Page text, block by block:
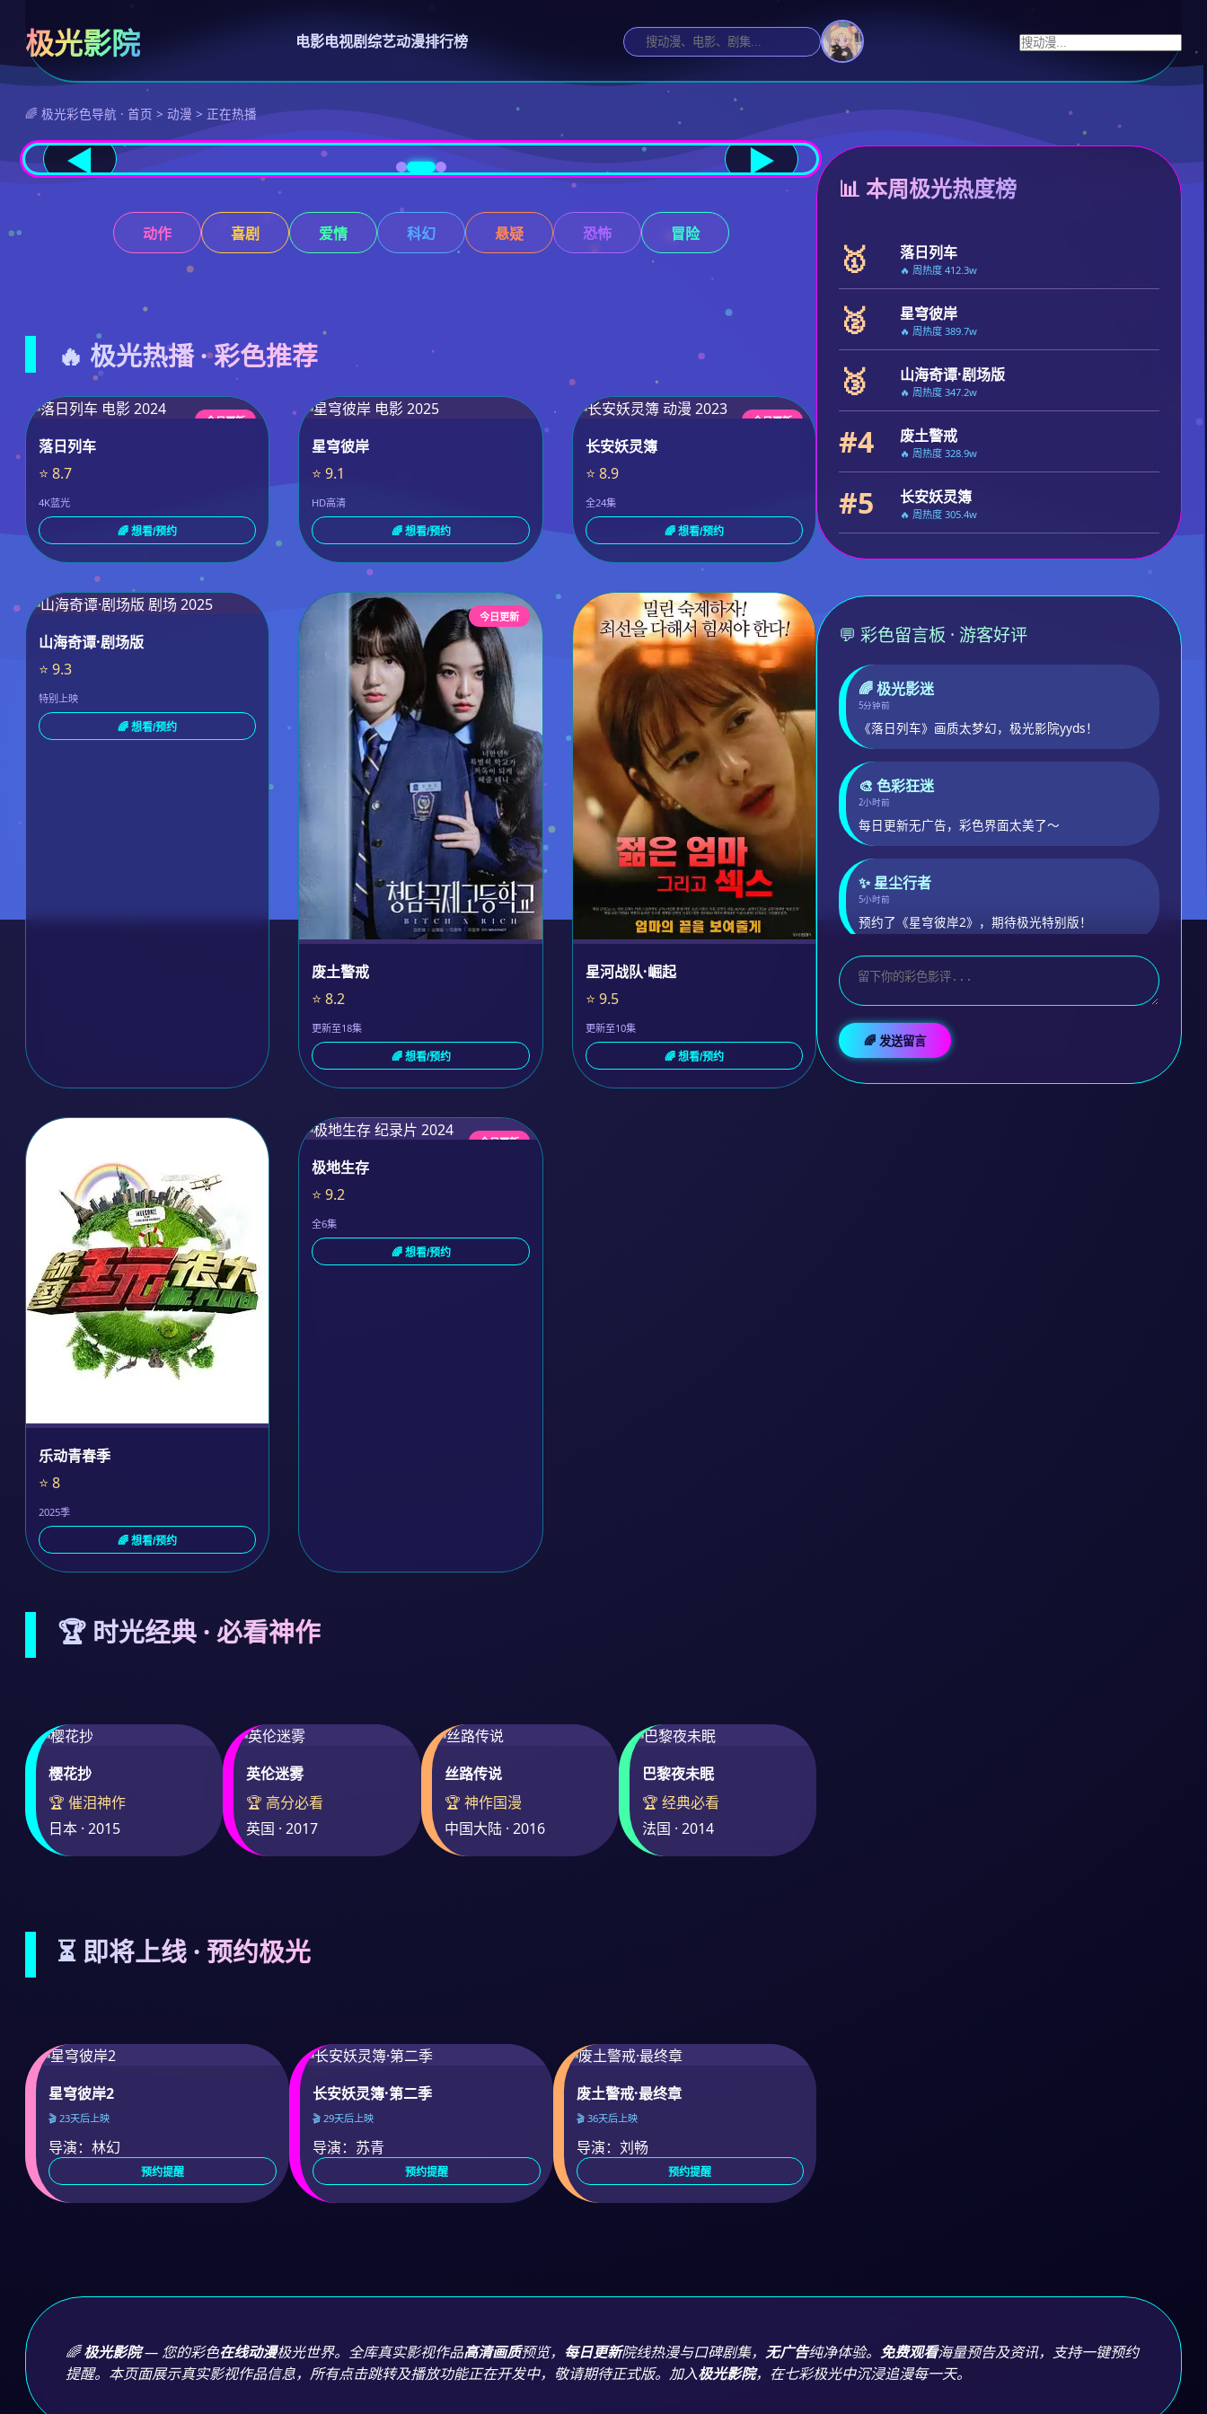
极光影院 电影电视剧综艺动漫排行榜
🌈 极光彩色导航 · 首页 > 动漫 > 正在热播
◀ ▶
动作 喜剧 爱情 科幻 悬疑 恐怖 冒险
🔥 极光热播 · 彩色推荐
今日更新
落日列车
⭐ 8.7
4K蓝光
🌈 想看/预约
星穹彼岸
⭐ 9.1
HD高清
🌈 想看/预约
今日更新
长安妖灵簿
⭐ 8.9
全24集
🌈 想看/预约
山海奇谭·剧场版
⭐ 9.3
特别上映
🌈 想看/预约
今日更新
废土警戒
⭐ 8.2
更新至18集
🌈 想看/预约
星河战队·崛起
⭐ 9.5
更新至10集
🌈 想看/预约
乐动青春季
⭐ 8
2025季
🌈 想看/预约
今日更新
极地生存
⭐ 9.2
全6集
🌈 想看/预约
🏆 时光经典 · 必看神作
樱花抄
🏆 催泪神作
日本 · 2015
英伦迷雾
🏆 高分必看
英国 · 2017
丝路传说
🏆 神作国漫
中国大陆 · 2016
巴黎夜未眠
🏆 经典必看
法国 · 2014
⏳ 即将上线 · 预约极光
星穹彼岸2
🎬 23天后上映
导演：林幻
预约提醒
长安妖灵簿·第二季
🎬 29天后上映
导演：苏青
预约提醒
废土警戒·最终章
🎬 36天后上映
导演：刘畅
预约提醒
📊 本周极光热度榜
🥇 落日列车
🔥 周热度 412.3w
🥈 星穹彼岸
🔥 周热度 389.7w
🥉 山海奇谭·剧场版
🔥 周热度 347.2w
#4 废土警戒
🔥 周热度 328.9w
#5 长安妖灵簿
🔥 周热度 305.4w
💬 彩色留言板 · 游客好评
🌈 极光影迷
5分钟前
《落日列车》画质太梦幻，极光影院yyds！
🎨 色彩狂迷
2小时前
每日更新无广告，彩色界面太美了～
✨ 星尘行者
5小时前
预约了《星穹彼岸2》，期待极光特别版！
🌈 发送留言
🌈极光影院— 您的彩色在线动漫极光世界。全库真实影视作品高清画质预览， 每日更新院线热漫与口碑剧集， 无广告纯净体验。 免费观看海量预告及资讯，支持一键预约
提醒。本页面展示真实影视作品信息，所有点击跳转及播放功能正在开发中，敬请期待正式版。加入极光影院，在七彩极光中沉浸追漫每一天。